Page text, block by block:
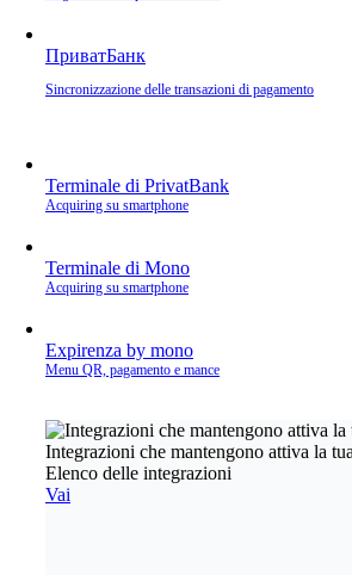
ПриватБанк
Sincronizzazione delle transazioni di pagamento
Terminale di PrivatBank
Acquiring su smartphone
Terminale di Mono
Acquiring su smartphone
Expirenza by mono
Menu QR, pagamento e mance
Integrazioni che mantengono attiva la
Elenco delle integrazioni
Vai